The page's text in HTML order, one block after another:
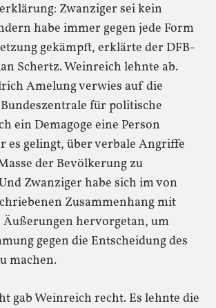
Zwanziger sei kein
habe immer gegen jede Form
gekämpft, erklärte der DFB-
Schertz. Weinreich lehnte ab.
Amelung verwies auf die
für politische
ein Demagoge eine Person
es gelingt, über verbale Angriffe
der Bevölkerung zu
Zwanziger habe sich im von
Zusammenhang mit
hervorgetan, um
gegen die Entscheidung des
machen.
gab Weinreich recht. Es lehnte die